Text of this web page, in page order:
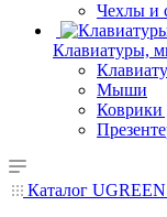
Чехлы и
Клавиатуры,
Мыши
Каталог UGREEN